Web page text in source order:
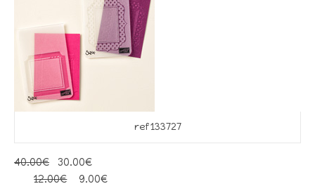
ref 133727
40.00€ 30.00€
12.00€9.00€